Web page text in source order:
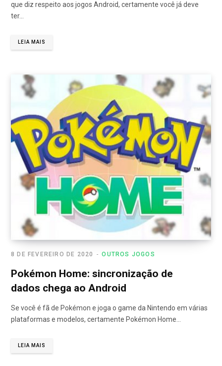
que diz respeito aos jogos Android, certamente você já deve
ter…
LEIA MAIS
OUTROS JOGOS
8 DE FEVEREIRO DE 2020
Pokémon Home: sincronização de
dados chega ao Android
Se você é fã de Pokémon e joga o game da Nintendo em várias
plataformas e modelos, certamente Pokémon Home…
LEIA MAIS